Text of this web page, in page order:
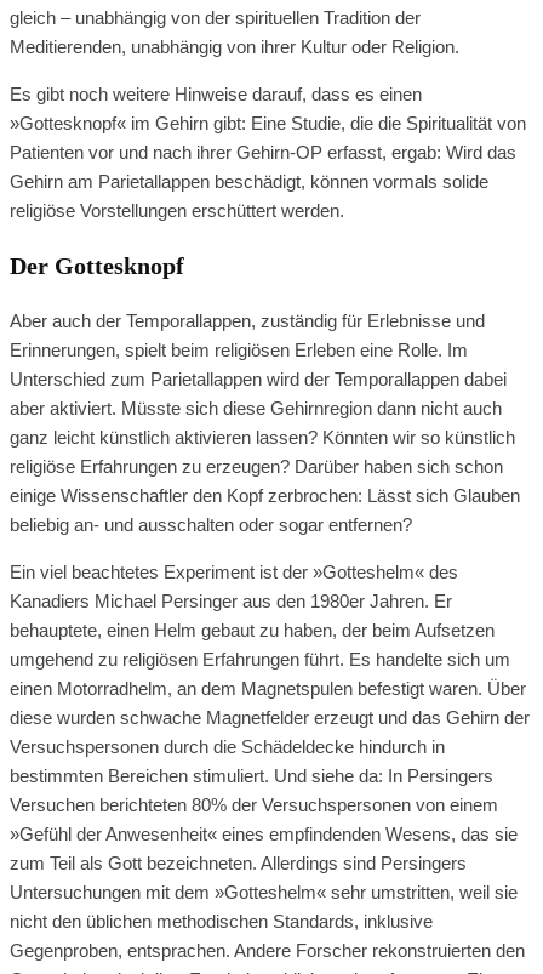
gleich – unabhängig von der spirituellen Tradition der
Meditierenden, unabhängig von ihrer Kultur oder Religion.
Es gibt noch weitere Hinweise darauf, dass es einen
»Gottesknopf« im Gehirn gibt: Eine Studie, die die Spiritualität von
Patienten vor und nach ihrer Gehirn-OP erfasst, ergab: Wird das
Gehirn am Parietallappen beschädigt, können vormals solide
religiöse Vorstellungen erschüttert werden.
Der Gottesknopf
Aber auch der Temporallappen, zuständig für Erlebnisse und
Erinnerungen, spielt beim religiösen Erleben eine Rolle. Im
Unterschied zum Parietallappen wird der Temporallappen dabei
aber aktiviert. Müsste sich diese Gehirnregion dann nicht auch
ganz leicht künstlich aktivieren lassen? Könnten wir so künstlich
religiöse Erfahrungen zu erzeugen? Darüber haben sich schon
einige Wissenschaftler den Kopf zerbrochen: Lässt sich Glauben
beliebig an- und ausschalten oder sogar entfernen?
Ein viel beachtetes Experiment ist der »Gotteshelm« des
Kanadiers Michael Persinger aus den 1980er Jahren. Er
behauptete, einen Helm gebaut zu haben, der beim Aufsetzen
umgehend zu religiösen Erfahrungen führt. Es handelte sich um
einen Motorradhelm, an dem Magnetspulen befestigt waren. Über
diese wurden schwache Magnetfelder erzeugt und das Gehirn der
Versuchspersonen durch die Schädeldecke hindurch in
bestimmten Bereichen stimuliert. Und siehe da: In Persingers
Versuchen berichteten 80% der Versuchspersonen von einem
»Gefühl der Anwesenheit« eines empfindenden Wesens, das sie
zum Teil als Gott bezeichneten. Allerdings sind Persingers
Untersuchungen mit dem »Gotteshelm« sehr umstritten, weil sie
nicht den üblichen methodischen Standards, inklusive
Gegenproben, entsprachen. Andere Forscher rekonstruierten den